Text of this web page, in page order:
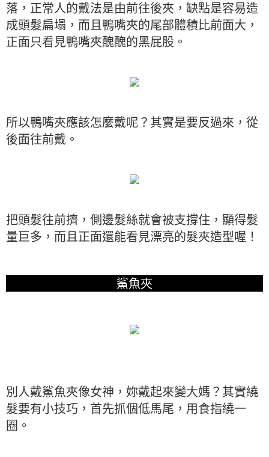
落，正常人的戴法是由前往後夾，缺點是容易造
成頭髮扁塌，而且鴨嘴夾的尾部體積比前面大，
正面只看見鴨嘴夾醜醜的黑屁股。
所以鴨嘴夾應該怎麼戴呢？其實是要反過來，從
後面往前戴。
把頭髮往前擠，側邊髮絲就會被支撐住，顯得髮
量巨多，而且正面還能看見漂亮的髮夾造型喔！
鯊魚夾
別人戴鯊魚夾像女神，妳戴起來變大媽？其實繞
髮要有小技巧，首先抓個低馬尾，用食指繞一
圈。